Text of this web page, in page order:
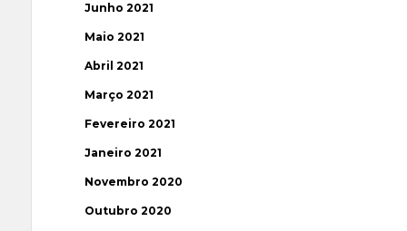
Junho 2021
Maio 2021
Abril 2021
Março 2021
Fevereiro 2021
Janeiro 2021
Novembro 2020
Outubro 2020